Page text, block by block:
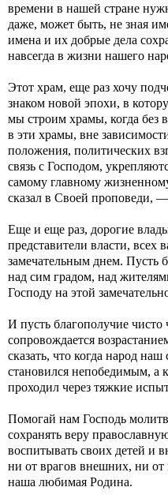
времени в нашей стране
даже, может быть, не зная
имена и их добрые дела
навсегда в жизни нашего
Этот храм, еще раз хочу
знаком новой эпохи, в
мы строим храмы, когда без
в эти храмы, вне
положения, политических
связь с Господом,
самому главному
сказал в Своей проповеди,
Еще и еще раз, дорогие
представители власти, всех
замечательным днем. Пусть
над сим градом, над
Господу на этой
И пусть благополучие чисто
сопровождается
сказать, что когда народ
становился непобедимым, а
проходил через тяжкие
Помогай нам Господь
сохранять веру
воспитывать своих детей и
ни от врагов внешних, ни
наша любимая Родина.